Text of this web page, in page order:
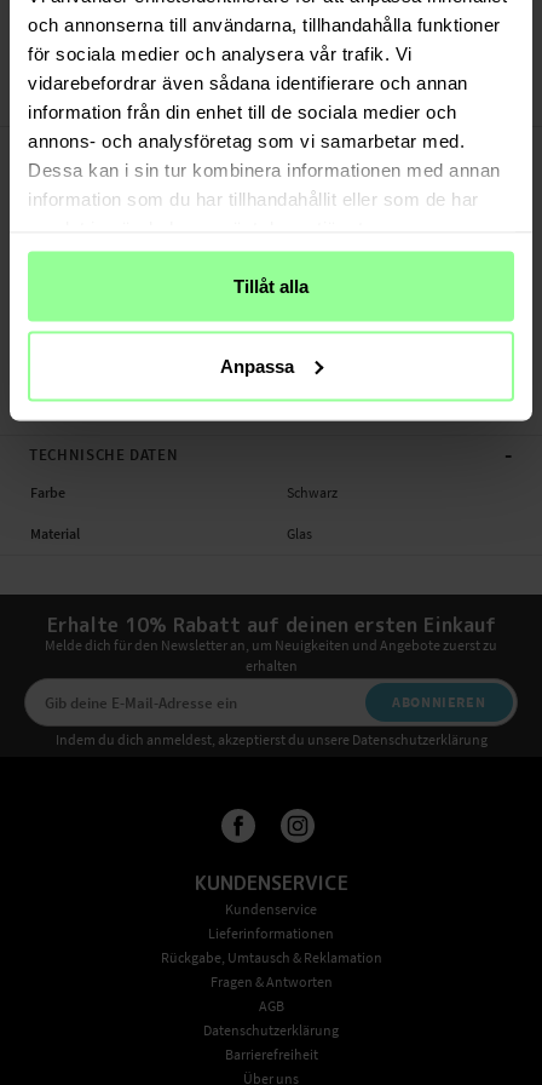
och annonserna till användarna, tillhandahålla funktioner
för sociala medier och analysera vår trafik. Vi
vidarebefordrar även sådana identifierare och annan
information från din enhet till de sociala medier och
annons- och analysföretag som vi samarbetar med.
Dessa kan i sin tur kombinera informationen med annan
information som du har tillhandahållit eller som de har
Tillåt alla
Anpassa
Bezahle sicher via Klarna oder PayPal
30 Tage Rückgaberecht
PRODUKTBESCHREIBUNG
2 Stück Blickschutzfolie für das Apple iPhone 16 Pro.
- Apple iPhone 16 Pro A3293 / A3083 / A3292 / A3294
Marke: Ringke
Blickschutzfolie, Handy, Installationshilfe
TECHNISCHE DATEN -
Farbe Schwarz
Material Glas
Erhalte 10% Rabatt auf deinen ersten Einkauf
Melde dich für den Newsletter an, um Neuigkeiten und Angebote zuerst zu
erhalten
ABONNIEREN
Indem du dich anmeldest, akzeptierst du unsere Datenschutzerklärung
KUNDENSERVICE
Kundenservice
Lieferinformationen
Rückgabe, Umtausch & Reklamation
Fragen & Antworten
AGB
Datenschutzerklärung
Barrierefreiheit
Über uns